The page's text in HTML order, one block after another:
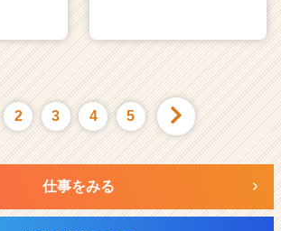
2 3 4 5
仕事をみる